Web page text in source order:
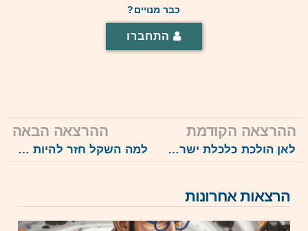
כבר מנויים?
התחברו
ההרצאה הקודמת
לאן הולכת כלכלת ישראל? מתוך הרצאת 1.2.24
ההרצאה הבאה
למה השקל חזר להיות המטבע החזק בעולם, ועוד בזמן מלחמה? מתוך ההרצאה של 3.3.24
הרצאות אחרונות